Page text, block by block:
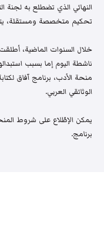
النهائي الذي تضطلع به لجنة
تحكيم متخصصة ومستقلة،
خلال السنوات الماضية،
ناشطة اليوم إما بسبب
منحة الأدب، برنامج آفاق
الوثائقي العربي.
يمكن الإطّلاع على شروط
برنامج.